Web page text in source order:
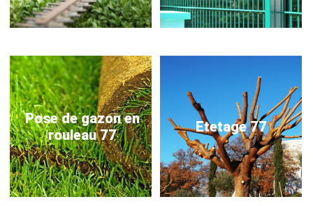
Pose de gazon en
rouleau 77
Etetage 77